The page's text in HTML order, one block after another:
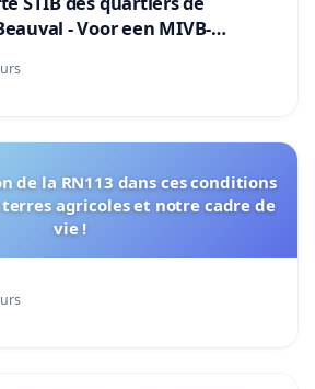
- Voor een MIVB-
wijken Strombeek en Het
de la RN113 dans ces conditions
terres agricoles et notre cadre de
vie !